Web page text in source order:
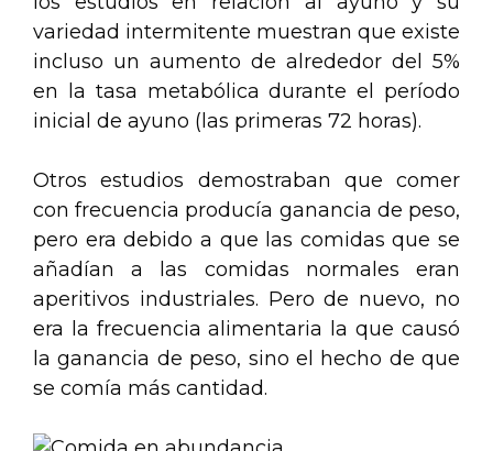
variedad intermitente muestran que existe
incluso un aumento de alrededor del 5%
en la tasa metabólica durante el período
inicial de ayuno (las primeras 72 horas).
Otros estudios demostraban que comer
con frecuencia producía ganancia de peso,
pero era debido a que las comidas que se
añadían a las comidas normales eran
aperitivos industriales. Pero de nuevo, no
era la frecuencia alimentaria la que causó
la ganancia de peso, sino el hecho de que
se comía más cantidad.